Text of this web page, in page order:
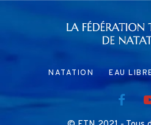
NATATION EAU